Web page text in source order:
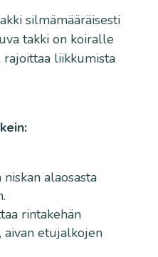
silmämääräisesti
takki on koiralle
rajoittaa liikkumista
alaosasta
rintakehän
aivan etujalkojen